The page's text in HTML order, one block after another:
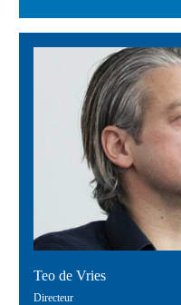
Teo de Vries
Directeur